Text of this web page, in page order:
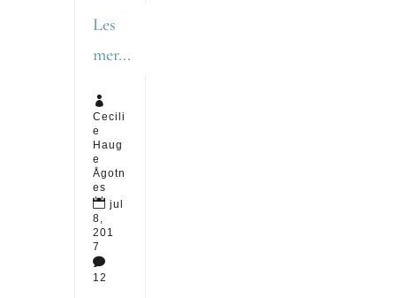
Les
mer...

Cecili
e
Haug
e
Ågotn
es
 jul
8,
201
7

12